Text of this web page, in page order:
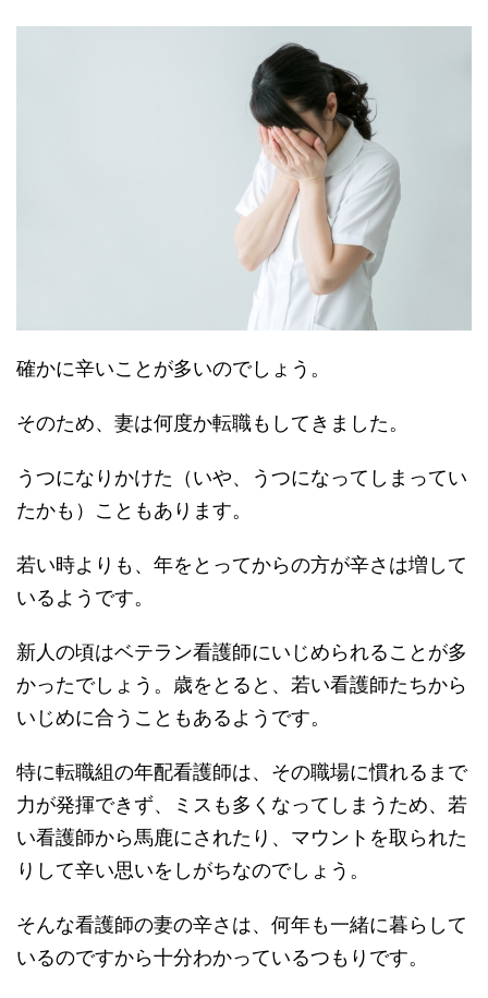
確かに辛いことが多いのでしょう。
そのため、妻は何度か転職もしてきました。
うつになりかけた（いや、うつになってしまってい
たかも）こともあります。
若い時よりも、年をとってからの方が辛さは増して
いるようです。
新人の頃はベテラン看護師にいじめられることが多
かったでしょう。歳をとると、若い看護師たちから
いじめに合うこともあるようです。
特に転職組の年配看護師は、その職場に慣れるまで
力が発揮できず、ミスも多くなってしまうため、若
い看護師から馬鹿にされたり、マウントを取られた
りして辛い思いをしがちなのでしょう。
そんな看護師の妻の辛さは、何年も一緒に暮らして
いるのですから十分わかっているつもりです。